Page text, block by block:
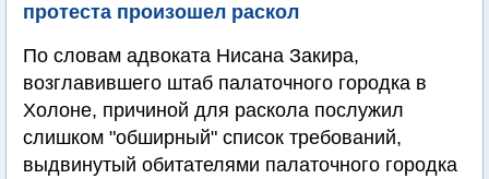
протеста произошел раскол
По словам адвоката Нисана Закира,
возглавившего штаб палаточного городка в
Холоне, причиной для раскола послужил
слишком "обширный" список требований,
выдвинутый обитателями палаточного городка